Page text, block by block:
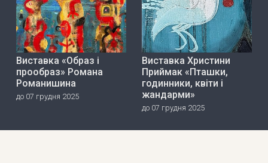
Виставка «Образ і
прообраз» Романа
Романишина
до 07 грудня 2025
Виставка Христини
Приймак «Пташки,
годинники, квіти і
жандарми»
до 07 грудня 2025